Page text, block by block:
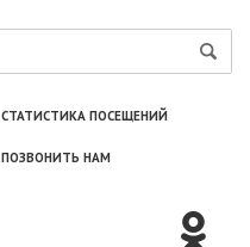
СТАТИСТИКА ПОСЕЩЕНИЙ
ПОЗВОНИТЬ НАМ